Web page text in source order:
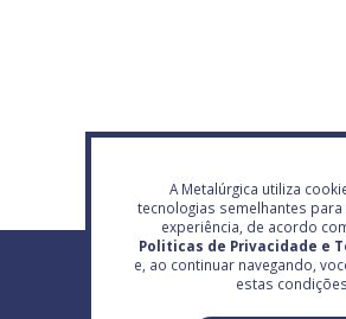
A Metalúrgica utiliza
tecnologias semelhantes
experiência, de acordo
Politicas de Privacidade e
e, ao continuar navegando,
estas